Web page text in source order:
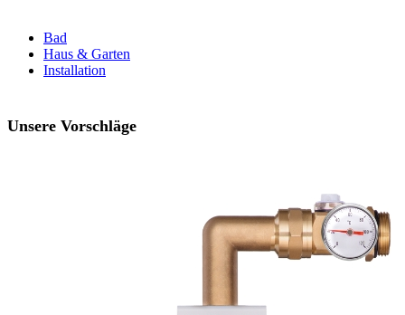
Bad
Haus & Garten
Installation
Unsere Vorschläge